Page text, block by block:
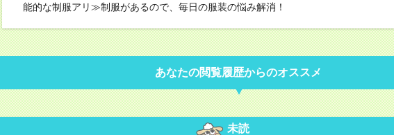
能的な制服アリ≫制服があるので、毎日の服装の悩み解消！
あなたの閲覧履歴からのオススメ
未読